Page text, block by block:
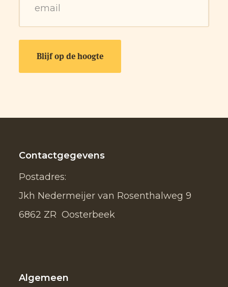
Contactgegevens
Postadres:
Jkh Nedermeijer van Rosenthalweg 9
6862 ZR Oosterbeek
Algemeen